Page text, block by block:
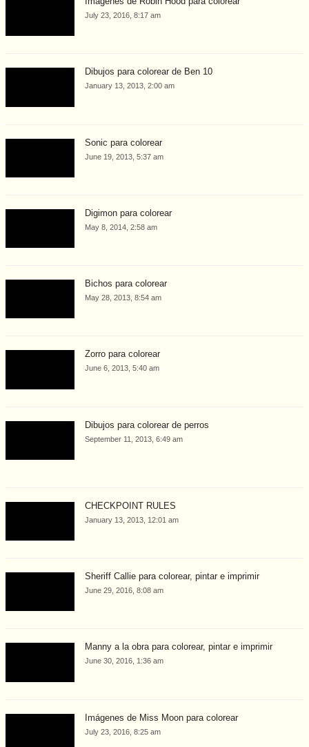
July 23, 2016, 8:17 am
Dibujos para colorear de Ben 10
January 13, 2013, 2:00 am
Sonic para colorear
June 19, 2013, 5:37 am
Digimon para colorear
May 8, 2014, 2:58 am
Bichos para colorear
May 28, 2013, 8:54 am
Zorro para colorear
June 6, 2013, 5:40 am
Dibujos para colorear de perros
September 11, 2013, 6:49 am
CHECKPOINT RULES
January 13, 2013, 12:01 am
Sheriff Callie para colorear, pintar e imprimir
June 29, 2016, 8:08 am
Manny a la obra para colorear, pintar e imprimir
June 30, 2016, 1:36 am
Imágenes de Miss Moon para colorear
July 23, 2016, 8:25 am